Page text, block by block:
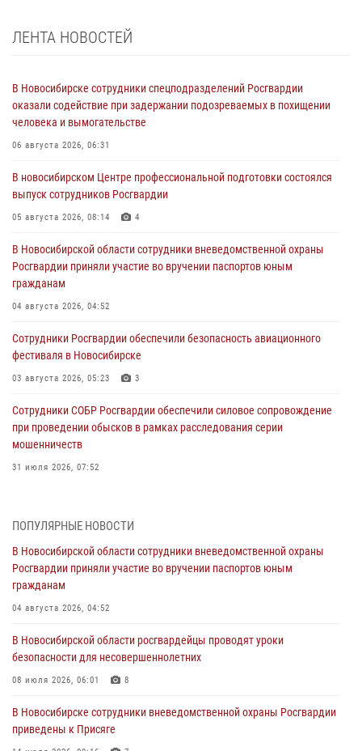
ЛЕНТА НОВОСТЕЙ
В Новосибирске сотрудники спецподразделений Росгвардии
оказали содействие при задержании подозреваемых в похищении
человека и вымогательстве
06 августа 2026, 06:31
В новосибирском Центре профессиональной подготовки состоялся
выпуск сотрудников Росгвардии
05 августа 2026, 08:14 4
В Новосибирской области сотрудники вневедомственной охраны
Росгвардии приняли участие во вручении паспортов юным
гражданам
04 августа 2026, 04:52
Сотрудники Росгвардии обеспечили безопасность авиационного
фестиваля в Новосибирске
03 августа 2026, 05:23 3
Сотрудники СОБР Росгвардии обеспечили силовое сопровождение
при проведении обысков в рамках расследования серии
мошенничеств
31 июля 2026, 07:52
При силовой поддержке бойцов ОМОН и СОБР Росгвардии
пресечена деятельность группы лиц, причастных к мошенничеству
в сфере страхования
В Новосибирске сотрудниками вневедомственной охраны
Росгвардии задержан гражданин, находящийся в розыске
В Новосибирске военнослужащие отряда спецназа «Ермак»
ПОПУЛЯРНЫЕ НОВОСТИ
В Новосибирской области сотрудники вневедомственной охраны
Росгвардии приняли участие во вручении паспортов юным
гражданам
04 августа 2026, 04:52
В Новосибирской области росгвардейцы проводят уроки
безопасности для несовершеннолетних
08 июля 2026, 06:01 8
В Новосибирске сотрудники вневедомственной охраны Росгвардии
приведены к Присяге